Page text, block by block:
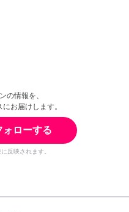
の情報を、
お届けします。
ォローする
反映されます。